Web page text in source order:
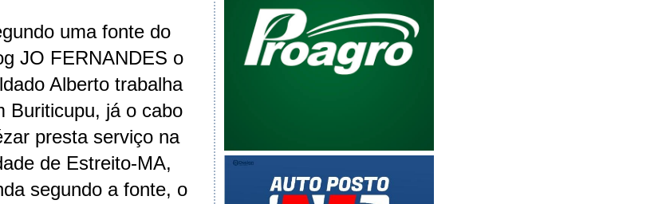
uma fonte do
JO FERNANDES o
Alberto trabalha
Buriticupu, já o cabo
presta serviço na
de Estreito-MA,
segundo a fonte, o